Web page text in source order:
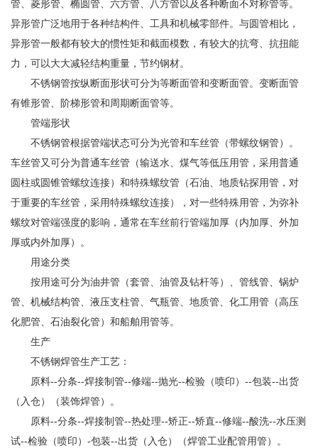
管、菱形管、椭圆管、六方管、八方管以及各种断面不对称管等。
异形管广泛地用于各种结构件、工具和机械零部件。与圆管相比，
异形管一般都有较大的惯性矩和截面模数，有较大的抗弯、抗扭能
力，可以大大减轻结构重量，节约钢材。
不锈钢管按纵断面形状可分为等断面管和变断面管。变断面管
有锥形管、阶梯形管和周期断面管等。
管端形状
不锈钢管根据管端状态可分为光管和车丝管（带螺纹钢管）。
车丝管又可分为普通车丝管（输送水、煤气等低压用管，采用普通
圆柱或圆锥管螺纹连接）和特殊螺纹管（石油、地质钻探用管，对
于重要的车丝管，采用特殊螺纹连接），对一些特殊用管，为弥补
螺纹对管端强度的影响，通常在车丝前行管端加厚（内加厚、外加
厚或内外加厚）。
用途分类
按用途可分为油井管（套管、油管及钻杆等）、管线管、锅炉
管、机械结构管、液压支柱管、气瓶管、地质管、化工用管（高压
化肥管、石油裂化管）和船舶用管等。
生产
不锈钢焊管生产工艺：
原料--分条--焊接制管--修端--抛光--检验（喷印）--包装--出货
（入仓）（装饰焊管）。
原料--分条--焊接制管--热处理--矫正--矫直--修端--酸洗--水压测
试--检验（喷印）-包装--出货（入仓）（焊管工业配管用管）。